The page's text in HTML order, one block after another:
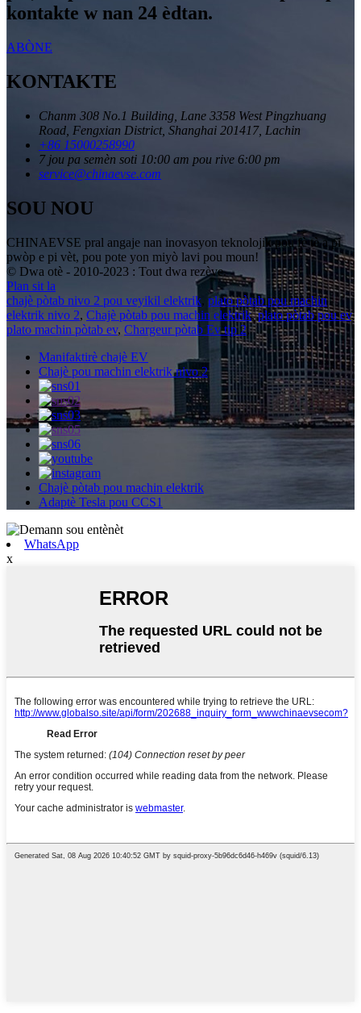
kontakte w nan 24 èdtan.
ABÒNE
KONTAKTE
Chanm 308 No.1 Building, Lane 3358 West Pingzhuang
Road, Fengxian District, Shanghai 201417, Lachin
+86 15000258990
7 jou pa semèn soti 10:00 am pou rive 6:00 pm
service@chinaevse.com
SOU NOU
CHINAEVSE pral angaje nan inovasyon teknolojik pou fè tè a pi
pwòp e pi vèt, pou pote yon miyò lavi pou moun!
© Dwa otè - 2010-2023 : Tout dwa rezève.
Plan sit la
chajè pòtab nivo 2 pou veyikil elektrik, plato pòtab pou machin
elektrik nivo 2, Chajè pòtab pou machin elektrik,plato pòtab pou ev,
plato machin pòtab ev, Chargeur pòtab Ev tip 2,
Manifaktirè chajè EV
Chajè pou machin elektrik nivo 2
Chajè pòtab pou machin elektrik
Adaptè Tesla pou CCS1
WhatsApp
x